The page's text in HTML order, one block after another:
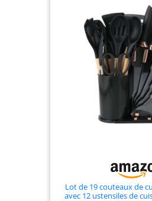
fouet, 1 pince à pain, 1
1 louche cuisine, 1 raclette,
rangement. Optimisation
des ustensiles de cuisine
suspension à l'extrémité.
inclus avec ce set
pratique pour petites
Simplifié：Surface lisse
résidus. Lavable au lave-
l'eau chaude. Des
fonctionnels pour un usage
Lot de 19 couteaux de
avec 12 ustensiles de